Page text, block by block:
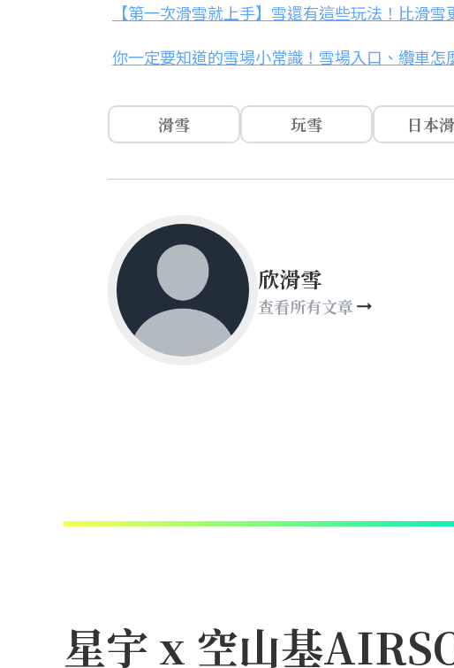
【第一次滑雪就上手】雪還有這些玩法！比滑雪
你一定要知道的雪場小常識！雪場入口、纜車怎
滑雪 玩雪 日本
欣滑雪
查看所有文章
星宇 x 空山基